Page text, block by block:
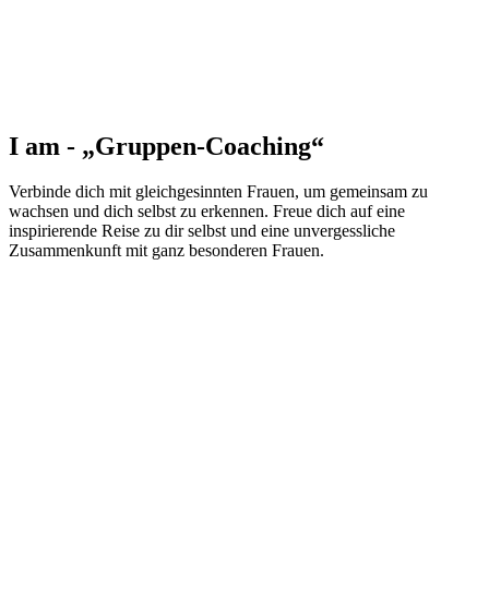
I am - „Gruppen-Coaching“
Verbinde dich mit gleichgesinnten Frauen, um gemeinsam zu
wachsen und dich selbst zu erkennen. Freue dich auf eine
inspirierende Reise zu dir selbst und eine unvergessliche
Zusammenkunft mit ganz besonderen Frauen.